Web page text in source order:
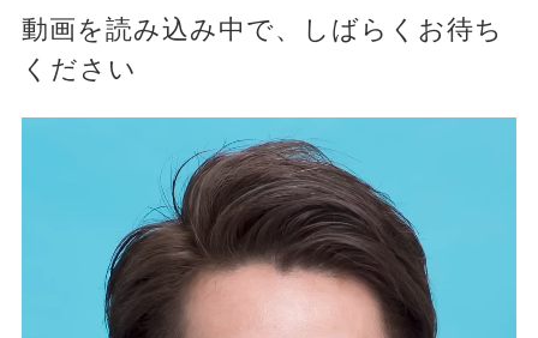
動画を読み込み中で、しばらくお待ち
ください